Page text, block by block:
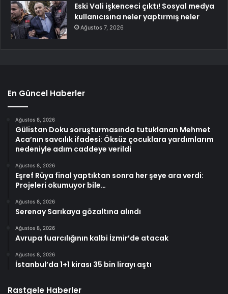
Eski Vali işkenceci çıktı! Sosyal medya
kullanıcısına neler yaptırmış neler
Ağustos 7, 2026
En Güncel Haberler
Ağustos 8, 2026
Gülistan Doku soruşturmasında tutuklanan Mehmet
Aca’nın savcılık ifadesi: Öksüz çocuklara yardımlarım
nedeniyle adım caddeye verildi
Ağustos 8, 2026
Eşref Rüya final yaptıktan sonra her şeye ara verdi:
Projeleri okumuyor bile…
Ağustos 8, 2026
Serenay Sarıkaya gözaltına alındı
Ağustos 8, 2026
Avrupa fuarcılığının kalbi İzmir’de atacak
Ağustos 8, 2026
İstanbul’da 1+1 kirası 35 bin lirayı aştı
Rastgele Haberler